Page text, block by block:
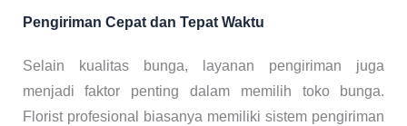
Pengiriman Cepat dan Tepat Waktu
Selain kualitas bunga, layanan pengiriman juga
menjadi faktor penting dalam memilih toko bunga.
Florist profesional biasanya memiliki sistem pengiriman